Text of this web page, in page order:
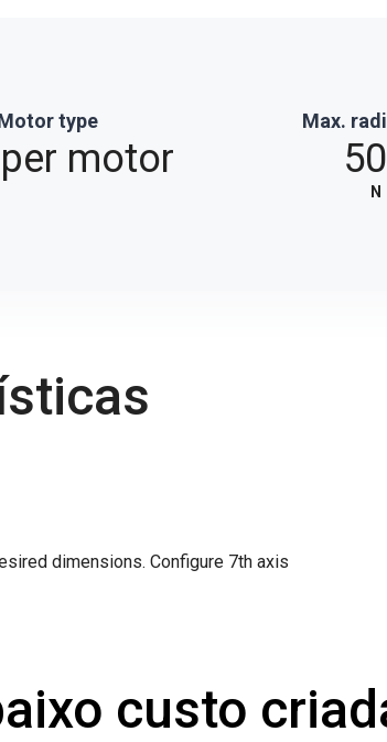
type
motor
Max.
N
dimensions. Configure 7th axis
custo